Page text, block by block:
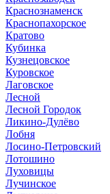
Краснознаменск
Краснопахорское
Кратово
Кубинка
Кузнецовское
Куровское
Лаговское
Лесной
Лесной Городок
Ликино-Дулёво
Лобня
Лосино-Петровский
Лотошино
Луховицы
Лучинское